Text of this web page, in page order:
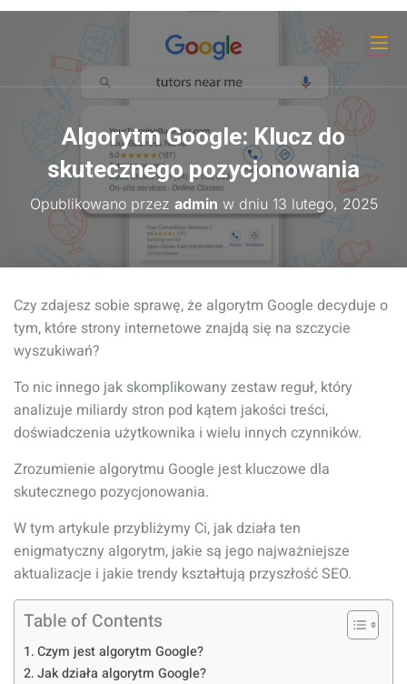
Algorytm Google: Klucz do
skutecznego pozycjonowania
Opublikowano przez admin w dniu 13 lutego, 2025
Czy zdajesz sobie sprawę, że algorytm Google decyduje o
tym, które strony internetowe znajdą się na szczycie
wyszukiwań?
To nic innego jak skomplikowany zestaw reguł, który
analizuje miliardy stron pod kątem jakości treści,
doświadczenia użytkownika i wielu innych czynników.
Zrozumienie algorytmu Google jest kluczowe dla
skutecznego pozycjonowania.
W tym artykule przybliżymy Ci, jak działa ten
enigmatyczny algorytm, jakie są jego najważniejsze
aktualizacje i jakie trendy kształtują przyszłość SEO.
Table of Contents
Czym jest algorytm Google?
Jak działa algorytm Google?